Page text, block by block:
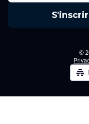
©